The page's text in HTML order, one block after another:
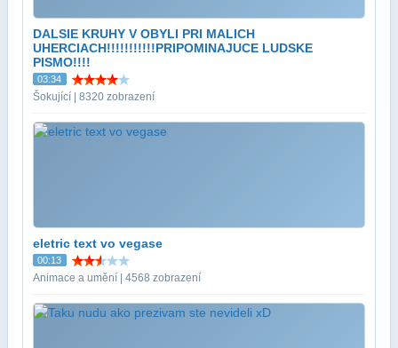
DALSIE KRUHY V OBYLI PRI MALICH
UHERCIACH!!!!!!!!!!!PRIPOMINAJUCE LUDSKE
PISMO!!!!
03:34
Šokující | 8320 zobrazení
eletric text vo vegase
00:13
Animace a umění | 4568 zobrazení